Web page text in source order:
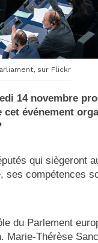
sur Flickr
14 novembre
événement
qui siègeront
ses compétences
du Parlement
Marie-Thérèse